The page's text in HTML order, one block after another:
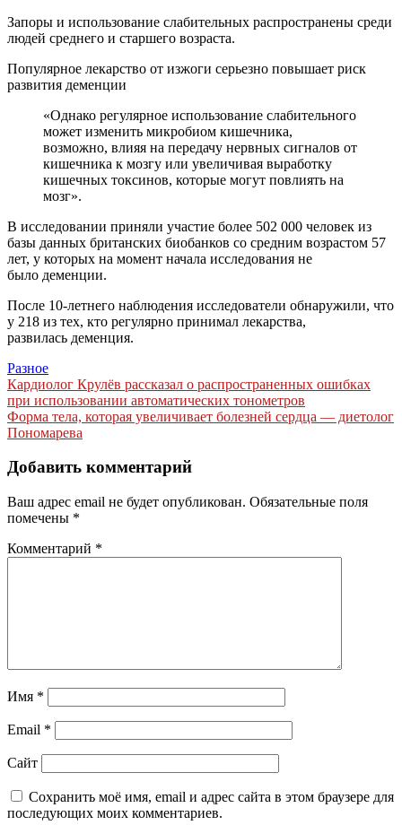
Запоры и использование слабительных распространены среди
людей среднего и старшего возраста.
Популярное лекарство от изжоги серьезно повышает риск
развития деменции
«Однако регулярное использование слабительного
может изменить микробиом кишечника,
возможно, влияя на передачу нервных сигналов от
кишечника к мозгу или увеличивая выработку
кишечных токсинов, которые могут повлиять на
мозг».
В исследовании приняли участие более 502 000 человек из
базы данных британских биобанков со средним возрастом 57
лет, у которых на момент начала исследования не
было деменции.
После 10-летнего наблюдения исследователи обнаружили, что
у 218 из тех, кто регулярно принимал лекарства,
развилась деменция.
Разное
Навигация
по
записям
Кардиолог Крулёв рассказал о распространенных ошибках
при использовании автоматических тонометров
Форма тела, которая увеличивает болезней сердца — диетолог
Пономарева
Добавить комментарий
Ваш адрес email не будет опубликован. Обязательные поля
помечены *
Комментарий *
Имя *
Email *
Сайт
Сохранить моё имя, email и адрес сайта в этом браузере для
последующих моих комментариев.